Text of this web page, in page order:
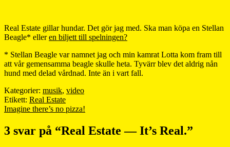
Real Estate gillar hundar. Det gör jag med. Ska man köpa en Stellan
Beagle* elleren biljett till spelningen?
* Stellan Beagle var namnet jag och min kamrat Lotta kom fram till
att vår gemensamma beagle skulle heta. Tyvärr blev det aldrig nån
hund med delad vårdnad. Inte än i vart fall.
Kategorier: musik, video
Etikett: Real Estate
Inläggsnavigering
Nästa
Imagine there’s no pizza!
3 svar på “Real Estate — It’s Real.”